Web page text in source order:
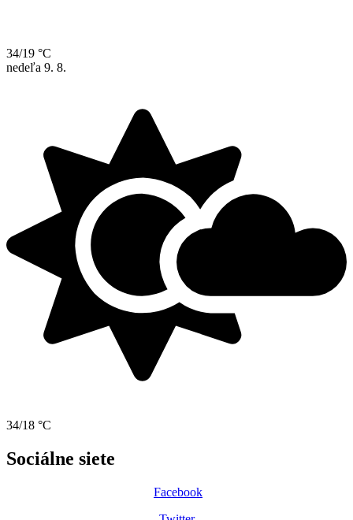
34/19 °C
nedeľa 9. 8.
34/18 °C
Sociálne siete
Facebook